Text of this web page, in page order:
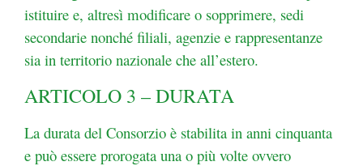
istituire e, altresì modificare o sopprimere, sedi
secondarie nonché filiali, agenzie e rappresentanze
sia in territorio nazionale che all’estero.
ARTICOLO 3 – DURATA
La durata del Consorzio è stabilita in anni cinquanta
e può essere prorogata una o più volte ovvero